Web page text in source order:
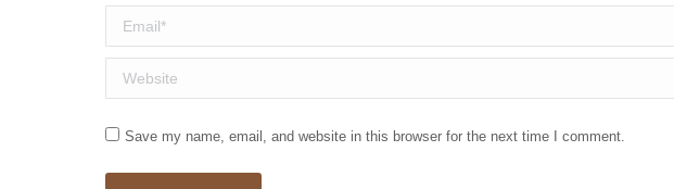
Email *
Website
Save my name, email, and website in this browser for the next time I comment.